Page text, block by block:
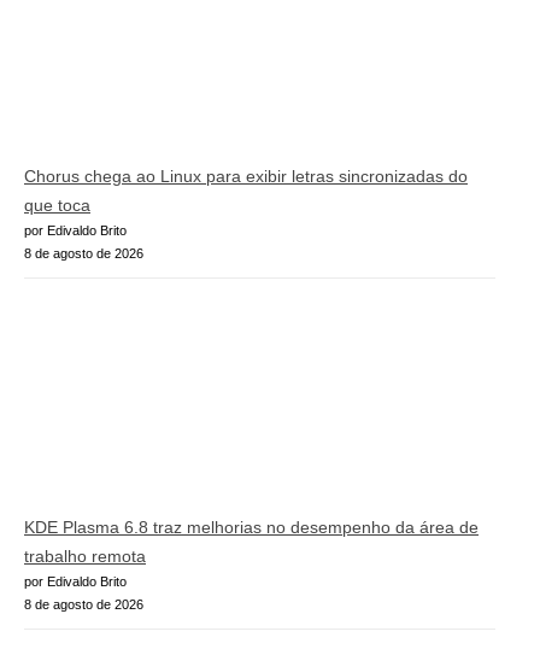
Chorus chega ao Linux para exibir letras sincronizadas do
que toca
por Edivaldo Brito
8 de agosto de 2026
KDE Plasma 6.8 traz melhorias no desempenho da área de
trabalho remota
por Edivaldo Brito
8 de agosto de 2026